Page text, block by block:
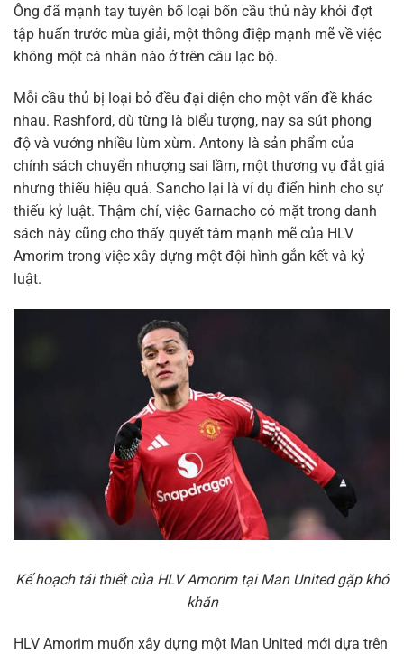
Ông đã mạnh tay tuyên bố loại bốn cầu thủ này khỏi đợt
tập huấn trước mùa giải, một thông điệp mạnh mẽ về việc
không một cá nhân nào ở trên câu lạc bộ.
Mỗi cầu thủ bị loại bỏ đều đại diện cho một vấn đề khác
nhau. Rashford, dù từng là biểu tượng, nay sa sút phong
độ và vướng nhiều lùm xùm. Antony là sản phẩm của
chính sách chuyển nhượng sai lầm, một thương vụ đắt giá
nhưng thiếu hiệu quả. Sancho lại là ví dụ điển hình cho sự
thiếu kỷ luật. Thậm chí, việc Garnacho có mặt trong danh
sách này cũng cho thấy quyết tâm mạnh mẽ của HLV
Amorim trong việc xây dựng một đội hình gắn kết và kỷ
luật.
Kế hoạch tái thiết của HLV Amorim tại Man United gặp khó
khăn
HLV Amorim muốn xây dựng một Man United mới dựa trên